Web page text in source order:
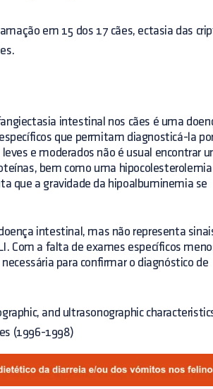
em 15 dos 17 cães, ectasia das
intestinal nos cães é uma
que permitam diagnosticá-la
e moderados não é usual encontrar
bem como uma
que a gravidade da hipoalbuminemia se
intestinal, mas não representa
Com a falta de exames específicos
para confirmar o diagnóstico de
and ultrasonographic
(1996-1998)